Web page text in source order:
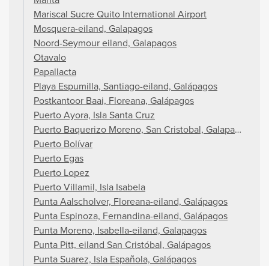
Mariscal Sucre Quito International Airport
Mosquera-eiland, Galapagos
Noord-Seymour eiland, Galapagos
Otavalo
Papallacta
Playa Espumilla, Santiago-eiland, Galápagos
Postkantoor Baai, Floreana, Galápagos
Puerto Ayora, Isla Santa Cruz
Puerto Baquerizo Moreno, San Cristobal, Galapagos
Puerto Bolívar
Puerto Egas
Puerto Lopez
Puerto Villamil, Isla Isabela
Punta Aalscholver, Floreana-eiland, Galápagos
Punta Espinoza, Fernandina-eiland, Galápagos
Punta Moreno, Isabella-eiland, Galapagos
Punta Pitt, eiland San Cristóbal, Galápagos
Punta Suarez, Isla Española, Galápagos